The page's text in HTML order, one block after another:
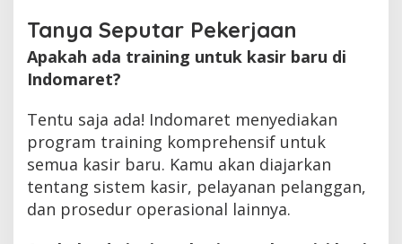
Tanya Seputar Pekerjaan
Apakah ada training untuk kasir baru di
Indomaret?
Tentu saja ada! Indomaret menyediakan
program training komprehensif untuk
semua kasir baru. Kamu akan diajarkan
tentang sistem kasir, pelayanan pelanggan,
dan prosedur operasional lainnya.